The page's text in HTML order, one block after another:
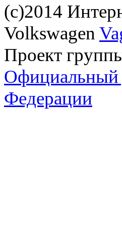
(с)2014
Volkswagen
Проект
Официальный
Федерации